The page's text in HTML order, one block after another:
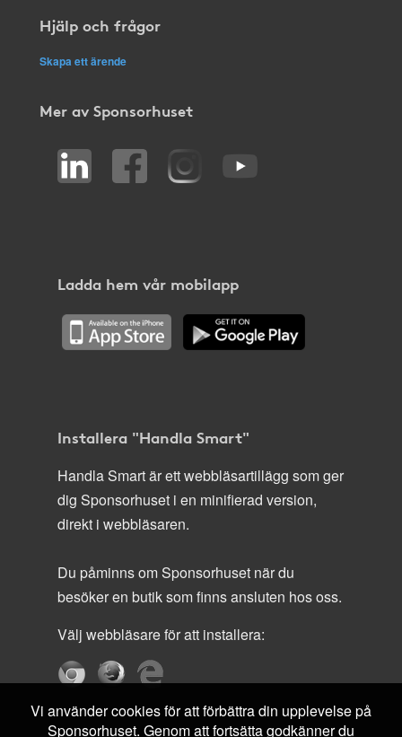
Hjälp och frågor
Skapa ett ärende
Mer av Sponsorhuset
Ladda hem vår mobilapp
Installera "Handla Smart"
Handla Smart är ett webbläsartillägg som ger
dig Sponsorhuset i en minifierad version,
direkt i webbläsaren.
Du påminns om Sponsorhuset när du
besöker en butik som finns ansluten hos oss.
Välj webbläsare för att installera:
Vi använder cookies för att förbättra din upplevelse på
Sponsorhuset. Genom att fortsätta godkänner du